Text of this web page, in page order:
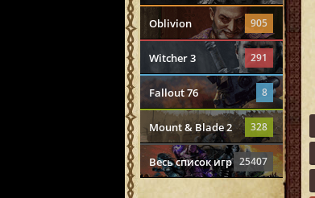
Oblivion 905
Witcher 3 291
Fallout 76 8
Mount & Blade 2 328
Весь список игр 25407